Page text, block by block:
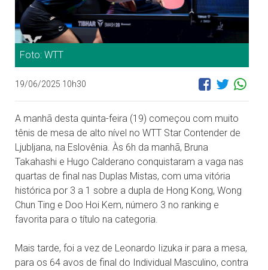
Foto: WTT
19/06/2025 10h30
A manhã desta quinta-feira (19) começou com muito
tênis de mesa de alto nível no WTT Star Contender de
Ljubljana, na Eslovênia. Às 6h da manhã, Bruna
Takahashi e Hugo Calderano conquistaram a vaga nas
quartas de final nas Duplas Mistas, com uma vitória
histórica por 3 a 1 sobre a dupla de Hong Kong, Wong
Chun Ting e Doo Hoi Kem, número 3 no ranking e
favorita para o título na categoria.
Mais tarde, foi a vez de Leonardo Iizuka ir para a mesa,
para os 64 avos de final do Individual Masculino, contra